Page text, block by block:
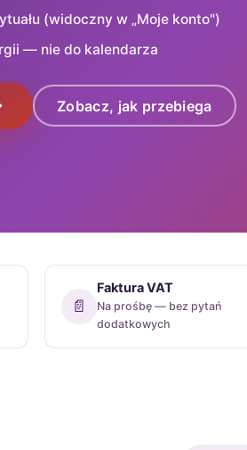
(widoczny w „Moje konto")
— nie do kalendarza
Zobacz, jak przebiega
📄
Faktura VAT
Na prośbę — bez pytań
dodatkowych